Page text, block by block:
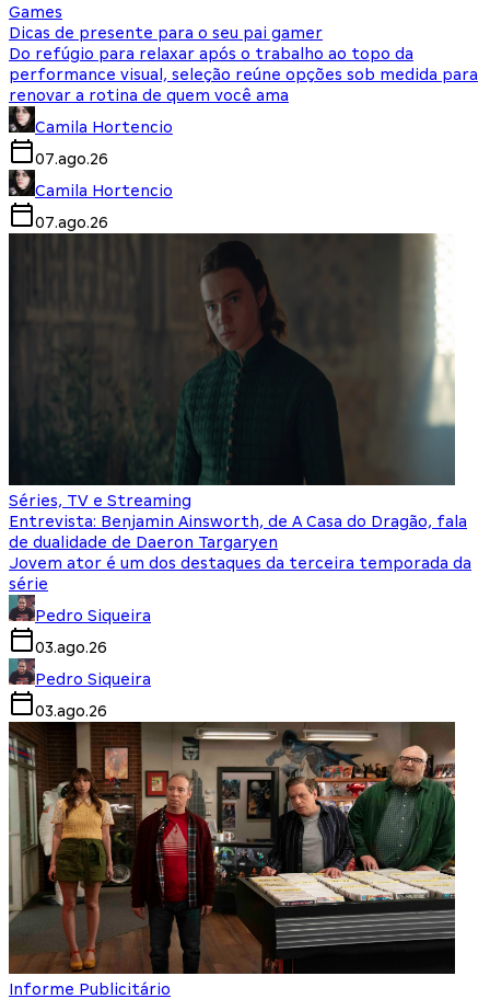
Games
Dicas de presente para o seu pai gamer
Do refúgio para relaxar após o trabalho ao topo da
performance visual, seleção reúne opções sob medida para
renovar a rotina de quem você ama
Camila Hortencio
07.ago.26
Camila Hortencio
07.ago.26
Séries, TV e Streaming
Entrevista: Benjamin Ainsworth, de A Casa do Dragão, fala
de dualidade de Daeron Targaryen
Jovem ator é um dos destaques da terceira temporada da
série
Pedro Siqueira
03.ago.26
Pedro Siqueira
03.ago.26
Informe Publicitário